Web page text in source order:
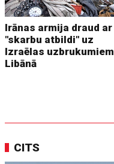
Irānas armija draud ar
"skarbu atbildi" uz
Izraēlas uzbrukumiem
Libānā
CITS